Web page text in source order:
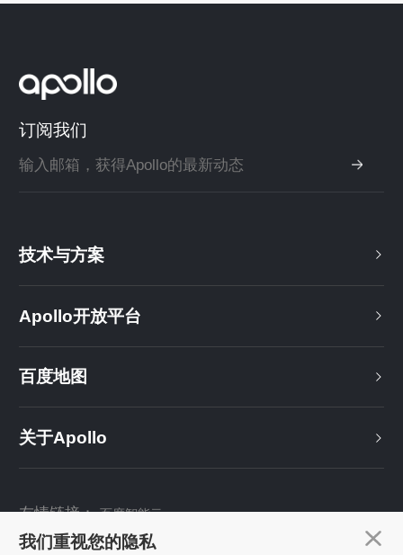
我们重视您的隐私
订阅我们
技术与方案
Apollo开放平台
百度地图
关于Apollo
友情链接：百度智能云
关注我们：